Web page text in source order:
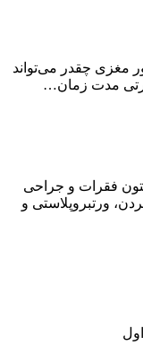
مغزی چقدر می‌تواند
مدت زمان…
فقرات و جراحی
ورتبروپلاستی و